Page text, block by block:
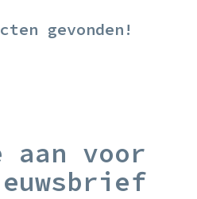
gevonden!
aan voor